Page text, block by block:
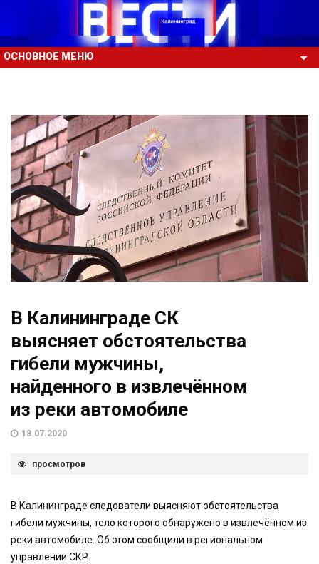
ОСНОВНОЕ МЕНЮ
В Калининграде СК
выясняет обстоятельства
гибели мужчины,
найденного в извлечённом
из реки автомобиле
18.07.2020
просмотров
В Калининграде следователи выясняют обстоятельства
гибели мужчины, тело которого обнаружено в извлечённом из
реки автомобиле. Об этом сообщили в региональном
управлении СКР.